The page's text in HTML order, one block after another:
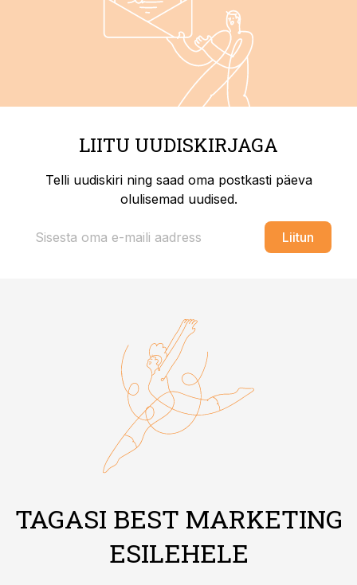
LIITU UUDISKIRJAGA
Telli uudiskiri ning saad oma postkasti päeva
olulisemad uudised.
Liitun
TAGASI BEST MARKETING
ESILEHELE